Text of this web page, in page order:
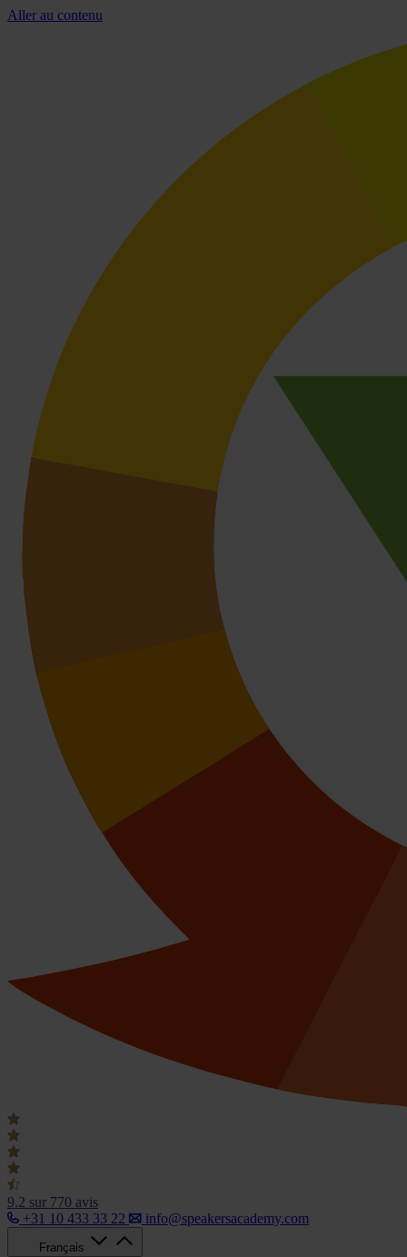
Aller au contenu
9.2 sur 770 avis
+31 10 433 33 22
info@speakersacademy.com
Français